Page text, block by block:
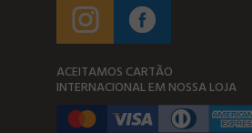
ACEITAMOS CARTÃO
INTERNACIONAL EM NOSSA LOJA